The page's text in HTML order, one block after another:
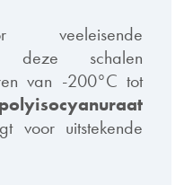
veeleisende
schalen
van -200°C tot
polyisocyanuraat
voor uitstekende